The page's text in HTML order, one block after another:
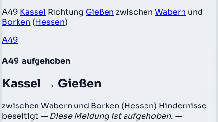
A49 Kassel Richtung Gießen zwischenWabern und
Borken (Hessen)
A49
A49 aufgehoben
Kassel → Gießen
zwischen Wabern und Borken (Hessen) Hindernisse
beseitigt — Diese Meldung ist aufgehoben. —